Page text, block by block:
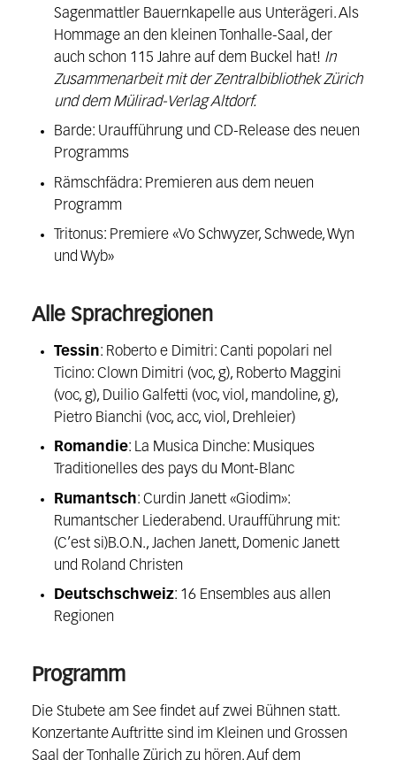
Sagenmattler Bauernkapelle aus Unterägeri. Als
Hommage an den kleinen Tonhalle-Saal, der
auch schon 115 Jahre auf dem Buckel hat! In
Zusammenarbeit mit der Zentralbibliothek Zürich
und dem Mülirad-Verlag Altdorf.
Barde: Uraufführung und CD-Release des neuen
Programms
Rämschfädra: Premieren aus dem neuen
Programm
Tritonus: Premiere «Vo Schwyzer, Schwede, Wyn
und Wyb»
Alle Sprachregionen
Tessin: Roberto e Dimitri: Canti popolari nel
Ticino: Clown Dimitri (voc, g), Roberto Maggini
(voc, g), Duilio Galfetti (voc, viol, mandoline, g),
Pietro Bianchi (voc, acc, viol, Drehleier)
Romandie: La Musica Dinche: Musiques
Traditionelles des pays du Mont-Blanc
Rumantsch: Curdin Janett «Giodim»:
Rumantscher Liederabend. Uraufführung mit:
(C’est si)B.O.N., Jachen Janett, Domenic Janett
und Roland Christen
Deutschschweiz: 16 Ensembles aus allen
Regionen
Programm
Die Stubete am See findet auf zwei Bühnen statt.
Konzertante Auftritte sind im Kleinen und Grossen
Saal der Tonhalle Zürich zu hören. Auf dem